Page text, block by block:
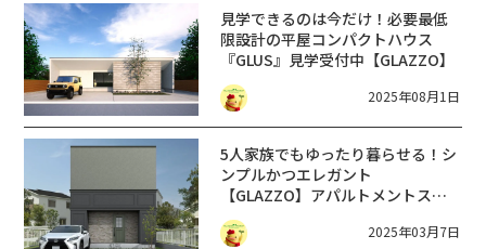
見学できるのは今だけ！必要最低
限設計の平屋コンパクトハウス
『GLUS』見学受付中【GLAZZO】
2025年08月1日
5人家族でもゆったり暮らせる！シ
ンプルかつエレガント
【GLAZZO】アパルトメントスタ
イルのお家【期間限定公開】3/15
～23【守山市】
2025年03月7日